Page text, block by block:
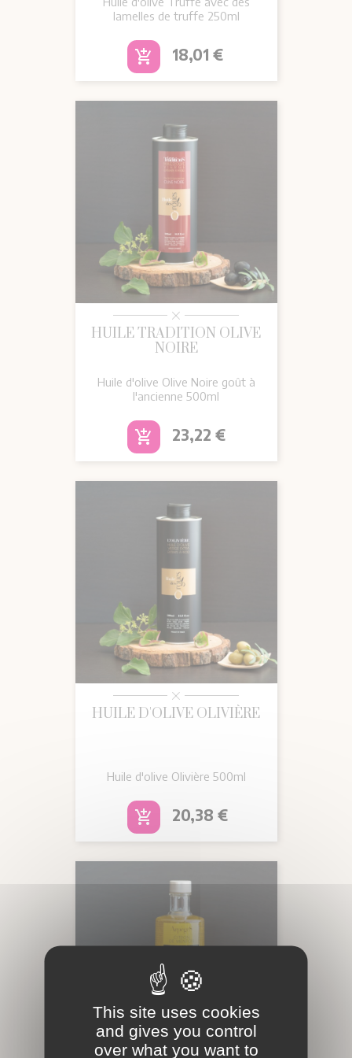
lamelles de truffe 250ml
add_shopping_cart Prix
18,01 €
HUILE TRADITION OLIVE
NOIRE
Huile d'olive Olive Noire goût à
l'ancienne 500ml
add_shopping_cart Prix
23,22 €
HUILE D'OLIVE OLIVIÈRE
Huile d'olive Olivière 500ml
add_shopping_cart Prix
20,38 €
This site uses cookies
and gives you control
over what you want to